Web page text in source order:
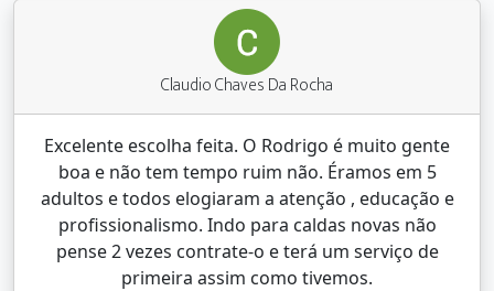
Claudio Chaves Da Rocha
Excelente escolha feita. O Rodrigo é muito gente
boa e não tem tempo ruim não. Éramos em 5
adultos e todos elogiaram a atenção , educação e
profissionalismo. Indo para caldas novas não
pense 2 vezes contrate-o e terá um serviço de
primeira assim como tivemos.